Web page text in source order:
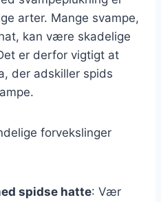
arter. Mange svampe,
kan være skadelige
er derfor vigtigt at
der adskiller spids
forvekslinger
spidse hatte: Vær